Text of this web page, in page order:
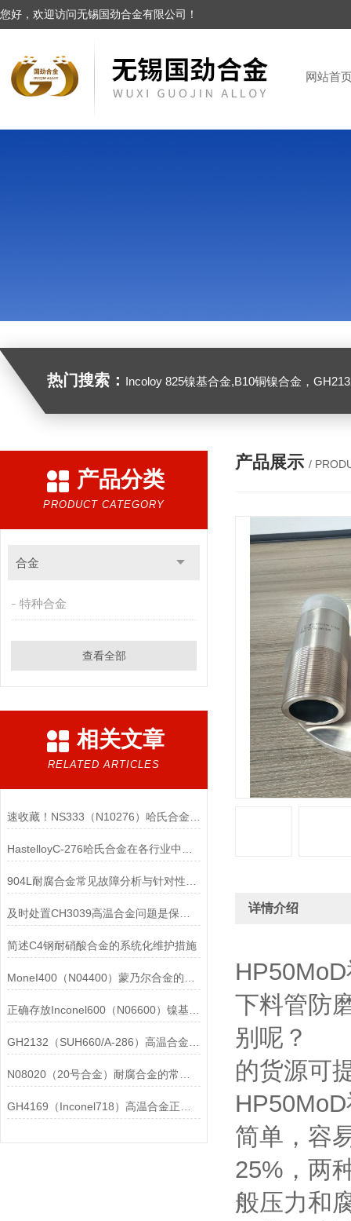
您好，欢迎访问无锡国劲合金有限公司！
网站首
热门搜索： Incoloy 825镍基合金,B10铜镍合金，GH2132高温合金，C276
产品分类
PRODUCT CATEGORY
合金
特种合金
查看全部
相关文章
RELATED ARTICLES
简述C4钢耐硝酸合金的系统化维护措施
正确存放Inconel600（N06600）镍基合金的重要性介绍
产品展示 /
详情介绍
下料管防
别呢？
的货源可
简单，容
25%，两
般压力和